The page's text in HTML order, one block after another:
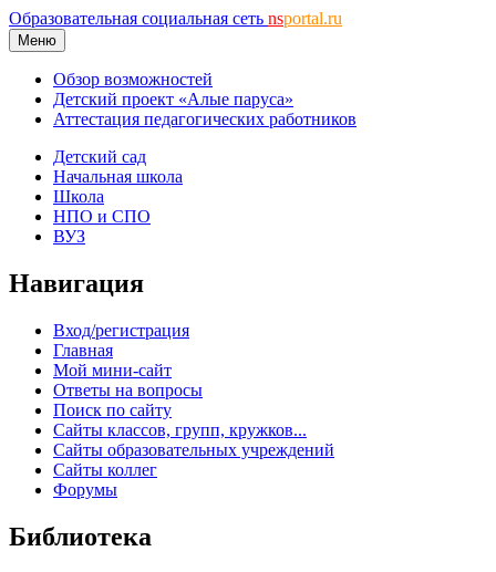
Образовательная социальная сеть nsportal.ru
Меню
Обзор возможностей
Детский проект «Алые паруса»
Аттестация педагогических работников
Детский сад
Начальная школа
Школа
НПО и СПО
ВУЗ
Навигация
Вход/регистрация
Главная
Мой мини-сайт
Ответы на вопросы
Поиск по сайту
Сайты классов, групп, кружков...
Сайты образовательных учреждений
Сайты коллег
Форумы
Библиотека